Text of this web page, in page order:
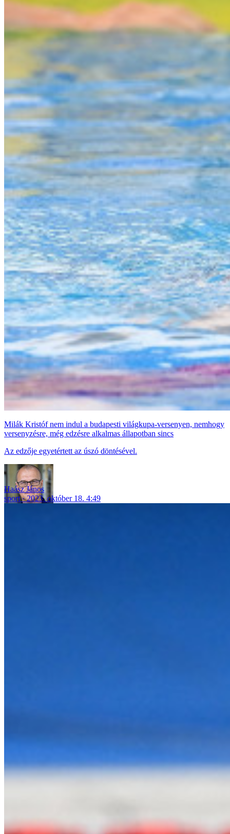
Milák Kristóf nem indul a budapesti világkupa-versenyen, nemhogy
versenyzésre, még edzésre alkalmas állapotban sincs
Az edzője egyetértett az úszó döntésével.
Haász János
sport
2023. október 18. 4:49